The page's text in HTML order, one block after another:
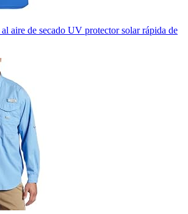
al aire de secado UV protector solar rápida de